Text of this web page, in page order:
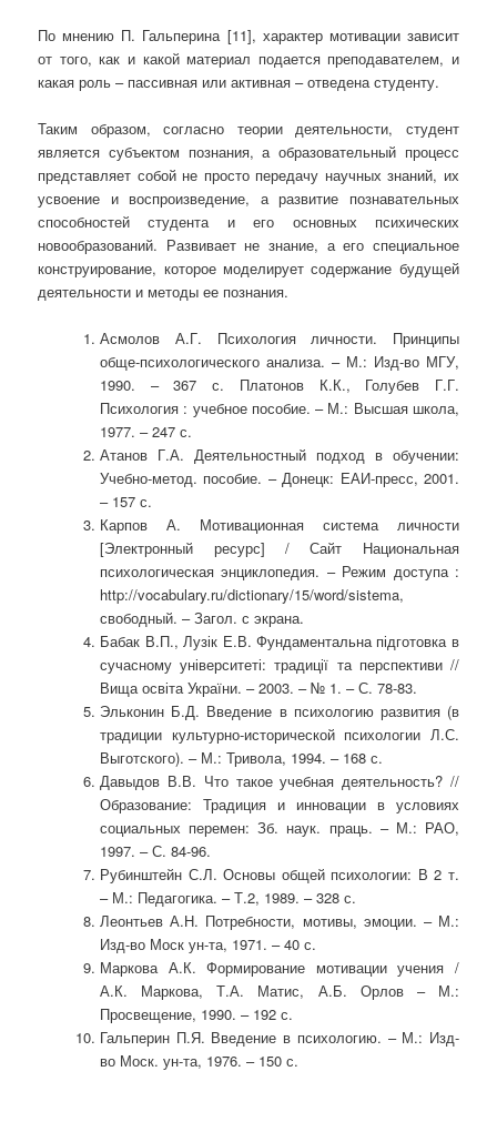
По мнению П. Гальперина [11], характер мотивации зависит
от того, как и какой материал подается преподавателем, и
какая роль – пассивная или активная – отведена студенту.
Таким образом, согласно теории деятельности, студент
является субъектом познания, а образовательный процесс
представляет собой не просто передачу научных знаний, их
усвоение и воспроизведение, а развитие познавательных
способностей студента и его основных психических
новообразований. Развивает не знание, а его специальное
конструирование, которое моделирует содержание будущей
деятельности и методы ее познания.
Асмолов А.Г. Психология личности. Принципы
обще-психологического анализа. – М.: Изд-во МГУ,
1990. – 367 с. Платонов К.К., Голубев Г.Г.
Психология : учебное пособие. – М.: Высшая школа,
1977. – 247 с.
Атанов Г.А. Деятельностный подход в обучении:
Учебно-метод. пособие. – Донецк: ЕАИ-пресс, 2001.
– 157 с.
Карпов А. Мотивационная система личности
[Электронный ресурс] / Сайт Национальная
психологическая энциклопедия. – Режим доступа :
http://vocabulary.ru/dictionary/15/word/sistema,
свободный. – Загол. с экрана.
Бабак В.П., Лузік Е.В. Фундаментальна підготовка в
сучасному університеті: традиції та перспективи //
Вища освіта України. – 2003. – № 1. – С. 78-83.
Эльконин Б.Д. Введение в психологию развития (в
традиции культурно-исторической психологии Л.С.
Выготского). – М.: Тривола, 1994. – 168 с.
Давыдов В.В. Что такое учебная деятельность? //
Образование: Традиция и инновации в условиях
социальных перемен: Зб. наук. праць. – М.: РАО,
1997. – С. 84-96.
Рубинштейн С.Л. Основы общей психологии: В 2 т.
– М.: Педагогика. – Т.2, 1989. – 328 с.
Леонтьев А.Н. Потребности, мотивы, эмоции. – М.:
Изд-во Моск ун-та, 1971. – 40 с.
Маркова А.К. Формирование мотивации учения /
А.К. Маркова, Т.А. Матис, А.Б. Орлов – М.:
Просвещение, 1990. – 192 с.
Гальперин П.Я. Введение в психологию. – М.: Изд-
во Моск. ун-та, 1976. – 150 с.